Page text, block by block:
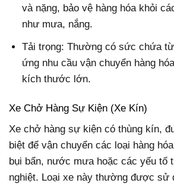
và nặng, bảo vệ hàng hóa khỏi
như mưa, nắng.
Tải trọng: Thường có sức chứa
ứng nhu cầu vận chuyển hàng
kích thước lớn.
Xe Chở Hàng Sự Kiện (Xe Kín)
Xe chở hàng sự kiện có thùng kín,
biệt để vận chuyển các loại hàng
bụi bẩn, nước mưa hoặc các yếu tố
nghiệt. Loại xe này thường được sử